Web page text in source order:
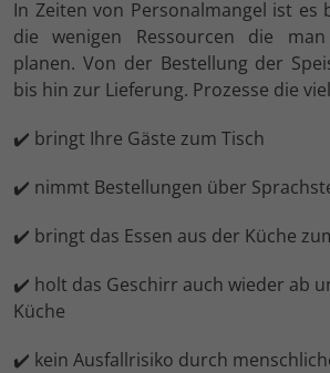
In Zeiten von Personalmangel ist es
die wenigen Ressourcen die
planen. Von der Bestellung der
bis hin zur Lieferung. Prozesse die
✔️ bringt Ihre Gäste zum Tisch
✔️ nimmt Bestellungen über
✔️ bringt das Essen aus der Küche
✔️ holt das Geschirr auch wieder ab
Küche
✔️ kein Ausfallrisiko durch